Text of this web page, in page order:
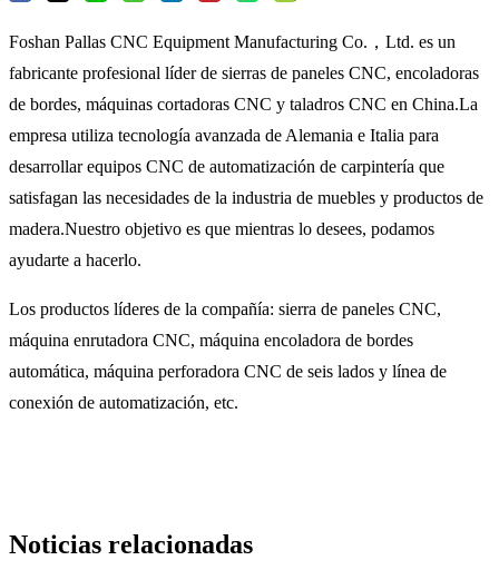
Foshan Pallas CNC Equipment Manufacturing Co.，Ltd. es un
fabricante profesional líder de sierras de paneles CNC, encoladoras
de bordes, máquinas cortadoras CNC y taladros CNC en China.La
empresa utiliza tecnología avanzada de Alemania e Italia para
desarrollar equipos CNC de automatización de carpintería que
satisfagan las necesidades de la industria de muebles y productos de
madera.Nuestro objetivo es que mientras lo desees, podamos
ayudarte a hacerlo.
Los productos líderes de la compañía: sierra de paneles CNC,
máquina enrutadora CNC, máquina encoladora de bordes
automática, máquina perforadora CNC de seis lados y línea de
conexión de automatización, etc.
Noticias relacionadas